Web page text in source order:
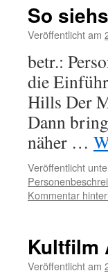
So
Veröffentlicht am
betr.:
die
Hills Der
Dann
näher …
Veröffentlicht
Kommentar
Kultfilm
Veröffentlicht am